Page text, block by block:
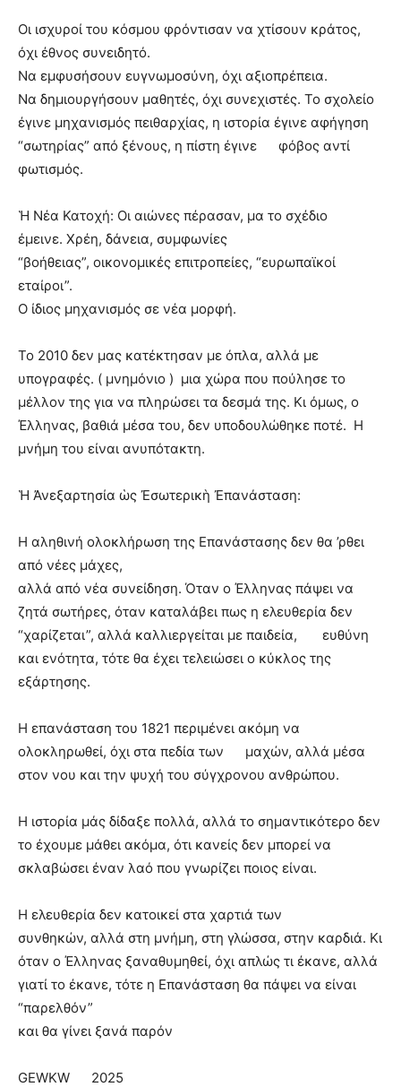
Οι ισχυροί του κόσμου φρόντισαν να χτίσουν κράτος,
όχι έθνος συνειδητό.
Να εμφυσήσουν ευγνωμοσύνη, όχι αξιοπρέπεια.
Να δημιουργήσουν μαθητές, όχι συνεχιστές. Το σχολείο
έγινε μηχανισμός πειθαρχίας, η ιστορία έγινε αφήγηση
“σωτηρίας” από ξένους, η πίστη έγινε φόβος αντί
φωτισμός.
Ἡ Νέα Κατοχή: Οι αιώνες πέρασαν, μα το σχέδιο
έμεινε. Χρέη, δάνεια, συμφωνίες
“βοήθειας”, οικονομικές επιτροπείες, “ευρωπαϊκοί
εταίροι”.
Ο ίδιος μηχανισμός σε νέα μορφή.
Το 2010 δεν μας κατέκτησαν με όπλα, αλλά με
υπογραφές. ( μνημόνιο ) μια χώρα που πούλησε το
μέλλον της για να πληρώσει τα δεσμά της. Κι όμως, ο
Έλληνας, βαθιά μέσα του, δεν υποδουλώθηκε ποτέ. Η
μνήμη του είναι ανυπότακτη.
Ἡ Ἀνεξαρτησία ὡς Ἐσωτερικὴ Ἐπανάσταση:
Η αληθινή ολοκλήρωση της Επανάστασης δεν θα ’ρθει
από νέες μάχες,
αλλά από νέα συνείδηση. Όταν ο Έλληνας πάψει να
ζητά σωτήρες, όταν καταλάβει πως η ελευθερία δεν
“χαρίζεται”, αλλά καλλιεργείται με παιδεία, ευθύνη
και ενότητα, τότε θα έχει τελειώσει ο κύκλος της
εξάρτησης.
Η επανάσταση του 1821 περιμένει ακόμη να
ολοκληρωθεί, όχι στα πεδία των μαχών, αλλά μέσα
στον νου και την ψυχή του σύγχρονου ανθρώπου.
Η ιστορία μάς δίδαξε πολλά, αλλά το σημαντικότερο δεν
το έχουμε μάθει ακόμα, ότι κανείς δεν μπορεί να
σκλαβώσει έναν λαό που γνωρίζει ποιος είναι.
Η ελευθερία δεν κατοικεί στα χαρτιά των
συνθηκών, αλλά στη μνήμη, στη γλώσσα, στην καρδιά. Κι
όταν ο Έλληνας ξαναθυμηθεί, όχι απλώς τι έκανε, αλλά
γιατί το έκανε, τότε η Επανάσταση θα πάψει να είναι
“παρελθόν”
και θα γίνει ξανά παρόν
GEWKW 2025